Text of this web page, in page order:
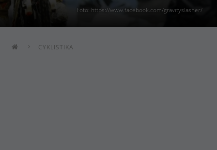
Foto: https://www.facebook.com/gravityslasher/
CYKLISTIKA